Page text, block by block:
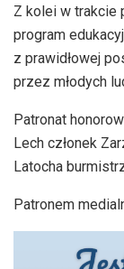
Z kolei w trakcie
program
z prawidłowej
przez młodych
Patronat
Lech członek
Latocha
Patronem